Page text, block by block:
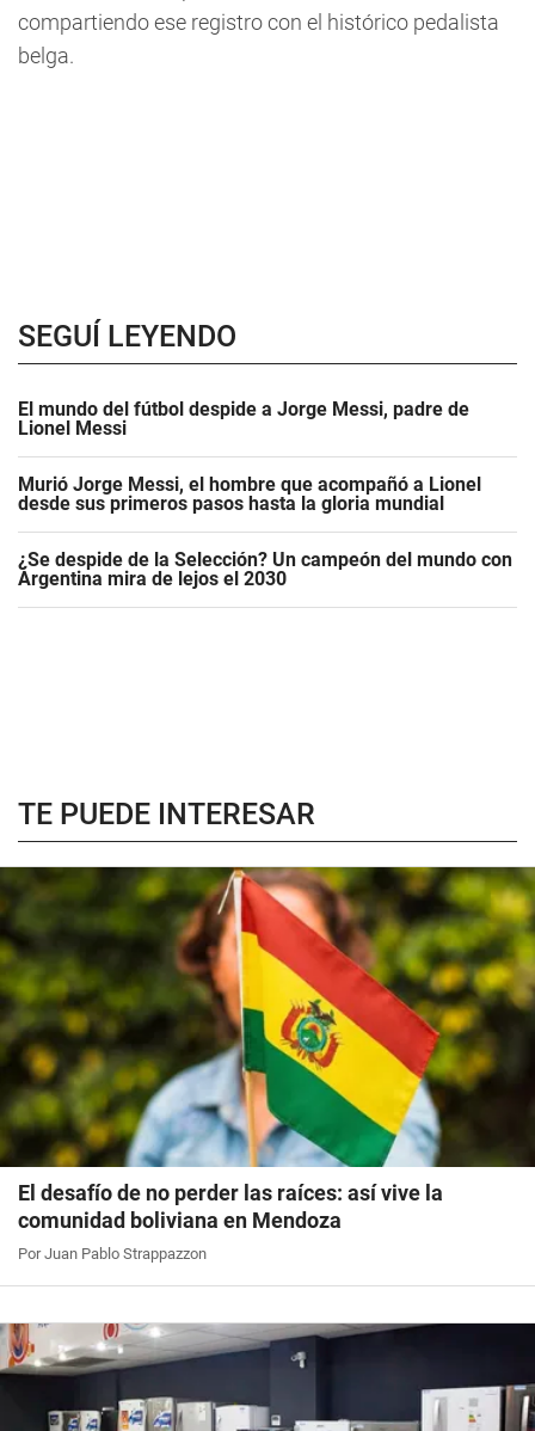
compartiendo ese registro con el histórico pedalista
belga.
SEGUÍ LEYENDO
El mundo del fútbol despide a Jorge Messi, padre de
Lionel Messi
Murió Jorge Messi, el hombre que acompañó a Lionel
desde sus primeros pasos hasta la gloria mundial
¿Se despide de la Selección? Un campeón del mundo con
Argentina mira de lejos el 2030
TE PUEDE INTERESAR
El desafío de no perder las raíces: así vive la
comunidad boliviana en Mendoza
Por Juan Pablo Strappazzon